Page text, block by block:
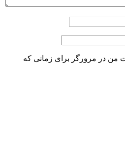
من در مرورگر برای زمانی که